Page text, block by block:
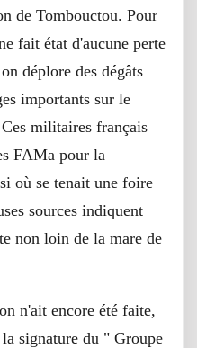
de Tombouctou. Pour
fait état d'aucune perte
déplore des dégâts
importants sur le
militaires français
FAMa pour la
où se tenait une foire
sources indiquent
non loin de la mare de
n'ait encore été faite,
signature du " Groupe